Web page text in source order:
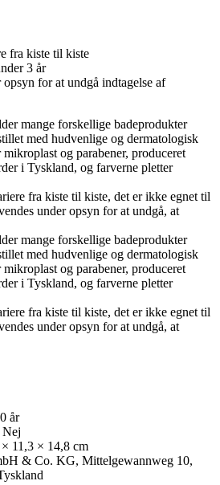
fra kiste til kiste
3 år
for at undgå indtagelse af
mange forskellige badeprodukter
med hudvenlige og dermatologisk
og parabener, produceret
i Tyskland, og farverne pletter
fra kiste til kiste, det er ikke egnet til
under opsyn for at undgå, at
mange forskellige badeprodukter
med hudvenlige og dermatologisk
og parabener, produceret
i Tyskland, og farverne pletter
fra kiste til kiste, det er ikke egnet til
under opsyn for at undgå, at
år
Nej
11,3 × 14,8 cm
& Co. KG, Mittelgewannweg 10,